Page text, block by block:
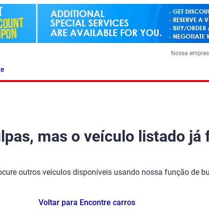
Nossa
mas o veículo listado já
outros veículos disponíveis usando nossa função de
Voltar para Encontre carros